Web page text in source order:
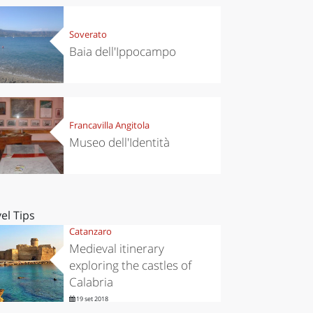
Soverato
Baia dell'Ippocampo
Francavilla Angitola
Museo dell'Identità
Tips
Catanzaro
Medieval itinerary
exploring the castles of
Calabria
19 set 2018